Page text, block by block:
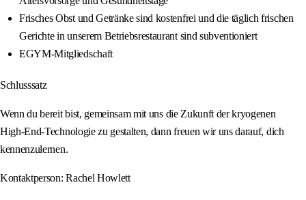
Frisches Obst und Getränke sind kostenfrei und die täglich frischen
Gerichte in unserem Betriebsrestaurant sind subventioniert
EGYM-Mitgliedschaft
Schlusssatz
Wenn du bereit bist, gemeinsam mit uns die Zukunft der kryogenen
High‑End‑Technologie zu gestalten, dann freuen wir uns darauf, dich
kennenzulernen.
Kontaktperson: Rachel Howlett